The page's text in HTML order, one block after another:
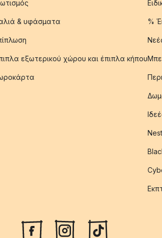
& υφάσματα
εξωτερικού χώρου και έπιπλα κήπου
%